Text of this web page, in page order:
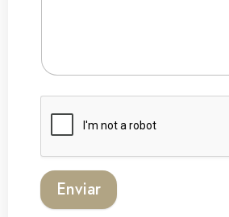
Enviar